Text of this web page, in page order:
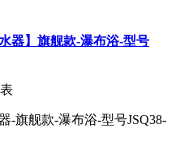
器】旗舰款-瀑布浴-型号
-旗舰款-瀑布浴-型号JSQ38-